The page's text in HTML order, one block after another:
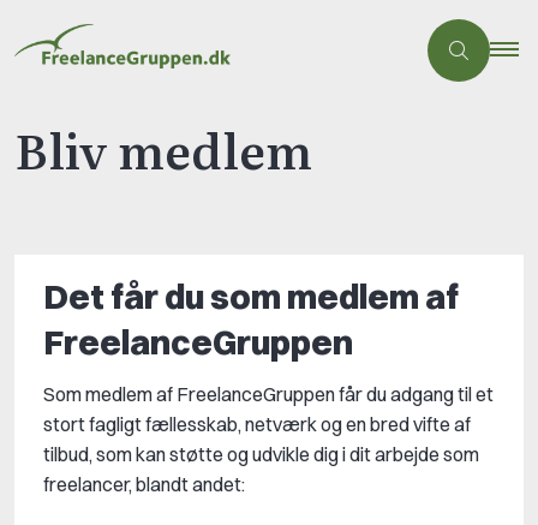
Bliv medlem
Det får du som medlem af
FreelanceGruppen
Som medlem af FreelanceGruppen får du adgang til et
stort fagligt fællesskab, netværk og en bred vifte af
tilbud, som kan støtte og udvikle dig i dit arbejde som
freelancer, blandt andet: